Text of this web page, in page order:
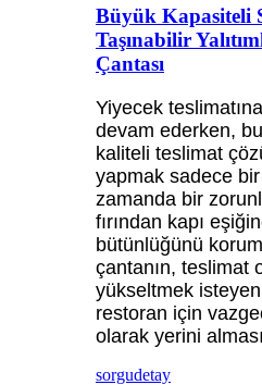
Büyük Kapasiteli
Taşınabilir
Çantası
Yiyecek
devam ederken,
kaliteli teslimat
yapmak sadece
zamanda bir
fırından kapı
bütünlüğünü
çantanın, teslimat
yükseltmek
restoran için
olarak yerini
sorgudetay